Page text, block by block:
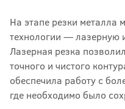
На этапе резки металла
технологии — лазерную
Лазерная резка
точного и чистого
обеспечила работу с
где необходимо было